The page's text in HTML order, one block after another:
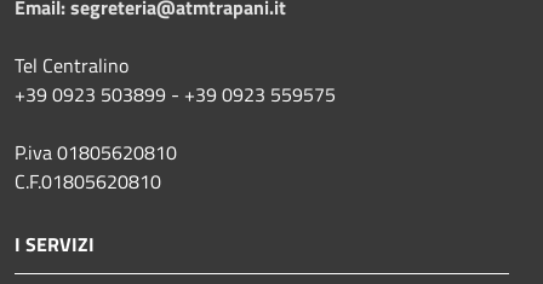
Email:segreteria@atmtrapani.it
Tel Centralino
+39 0923 503899 - +39 0923 559575
P.iva 01805620810
C.F.01805620810
I SERVIZI